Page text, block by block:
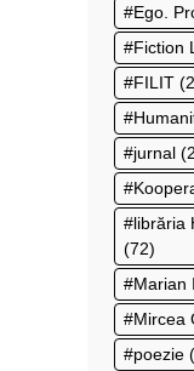
Ego.
Fiction
FILIT
jurnal
librăria
(72)
Marian
Mircea
poezie